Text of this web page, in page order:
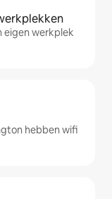
eigen werkplek
hebben wifi